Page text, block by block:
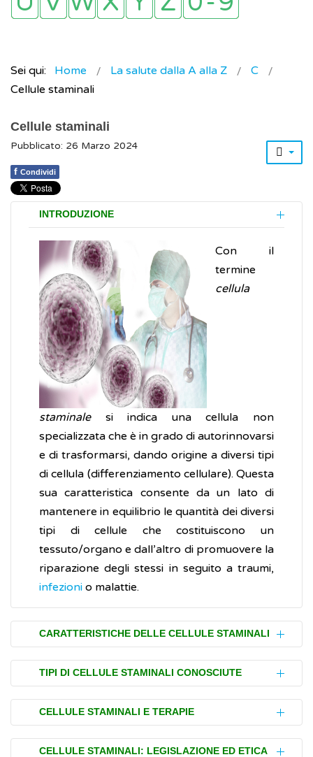
Sei qui: Home La salute dalla A alla Z
C
Cellule staminali
Cellule staminali
Pubblicato: 26 Marzo 2024
f Condividi
INTRODUZIONE
Con il
termine
cellula
staminalesi indica una cellula non
specializzata che è in grado di autorinnovarsi
e di trasformarsi, dando origine a diversi tipi
di cellula (differenziamento cellulare). Questa
sua caratteristica consente da un lato di
mantenere in equilibrio le quantità dei diversi
tipi di cellule che costituiscono un
tessuto/organo e dall’altro di promuovere la
riparazione degli stessi in seguito a traumi,
infezioni o malattie.
CARATTERISTICHE DELLE CELLULE STAMINALI
Le cellule staminali sono identificate
attraverso due caratteristiche:
autorinnovamento
TIPI DI CELLULE STAMINALI CONOSCIUTE
Le cellule staminali, in base alla loro
provenienza, possono appartenere a
diverse tipologie che includono:
CELLULE STAMINALI E TERAPIE
La terapia con le cellule staminali prevede il
CELLULE STAMINALI: LEGISLAZIONE ED ETICA